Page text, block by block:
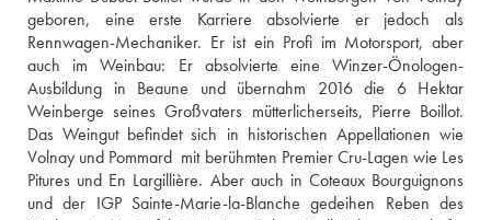
geboren, eine erste Karriere absolvierte er jedoch als
Rennwagen-Mechaniker. Er ist ein Profi im Motorsport, aber
auch im Weinbau: Er absolvierte eine Winzer-Önologen-
Ausbildung in Beaune und übernahm 2016 die 6 Hektar
Weinberge seines Großvaters mütterlicherseits, Pierre Boillot.
Das Weingut befindet sich in historischen Appellationen wie
Volnay und Pommard  mit berühmten Premier Cru-Lagen wie Les
Pitures und En Largillière. Aber auch in Coteaux Bourguignons
und der IGP Sainte-Marie-la-Blanche gedeihen Reben des